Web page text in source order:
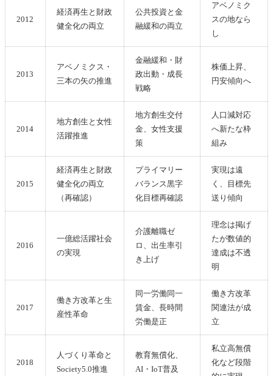
2012
経済再生と財政
健全化の両立
公共投資と金
融緩和の両立
アベノミク
スの地なら
し
2013
アベノミクス・
三本の矢の推進
金融緩和・財
政出動・成長
戦略
株価上昇、
円安傾向へ
2014
地方創生と女性
活躍推進
地方創生交付
金、女性支援
策
人口減対応
へ新たな枠
組み
2015
経済再生と財政
健全化の両立
（再確認）
プライマリー
バランス黒字
化目標再確認
実現は遠
く、目標先
送り傾向
2016
一億総活躍社会
の実現
介護離職ゼ
ロ、出生率引
き上げ
理念は掲げ
たが数値的
達成は不透
明
2017
働き方改革と生
産性革命
同一労働同一
賃金、長時間
労働是正
働き方改革
関連法が成
立
2018
人づくり革命と
Society5.0推進
教育無償化、
AI・IoT普及
私立高無償
化など段階